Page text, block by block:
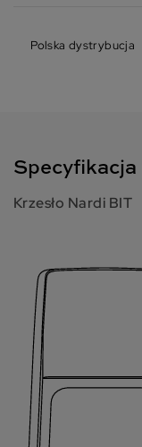
Polska dystrybucja
Krzesło Nardi BIT